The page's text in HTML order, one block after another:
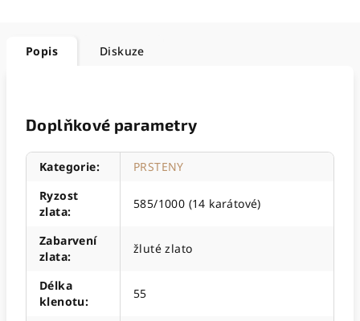
Popis Diskuze
Doplňkové parametry
Kategorie:
PRSTENY
Ryzost
zlata:
585/1000 (14 karátové)
Zabarvení
zlata:
žluté zlato
Délka
klenotu:
55